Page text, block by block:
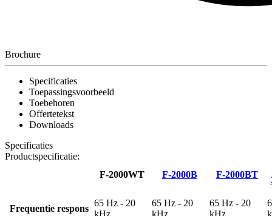
Brochure
Specificaties
Toepassingsvoorbeeld
Toebehoren
Offertetekst
Downloads
Specificaties
Productspecificatie:
F-2000WT
F-2000B F-2000BT
Frequentie respons
65 Hz - 20
kHz
65 Hz - 20
kHz
65 Hz - 20
kHz